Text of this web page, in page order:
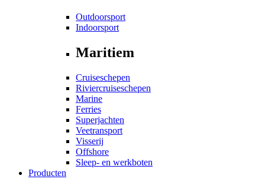
Outdoorsport
Indoorsport
Maritiem
Cruiseschepen
Riviercruiseschepen
Marine
Ferries
Superjachten
Veetransport
Visserij
Offshore
Sleep- en werkboten
Producten